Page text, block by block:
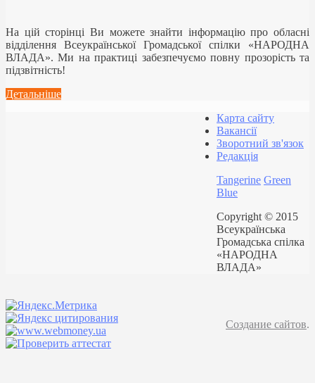
На цій сторінці Ви можете знайти інформацію про обласні
відділення Всеукраїнської Громадської спілки «НАРОДНА
ВЛАДА». Ми на практиці забезпечуємо повну прозорість та
підзвітність!
Детальніше
Карта сайту
Вакансії
Зворотний зв'язок
Редакція
Tangerine Green
Blue
Copyright © 2015
Всеукраїнська
Громадська спілка
«НАРОДНА
ВЛАДА»
Создание сайтов.